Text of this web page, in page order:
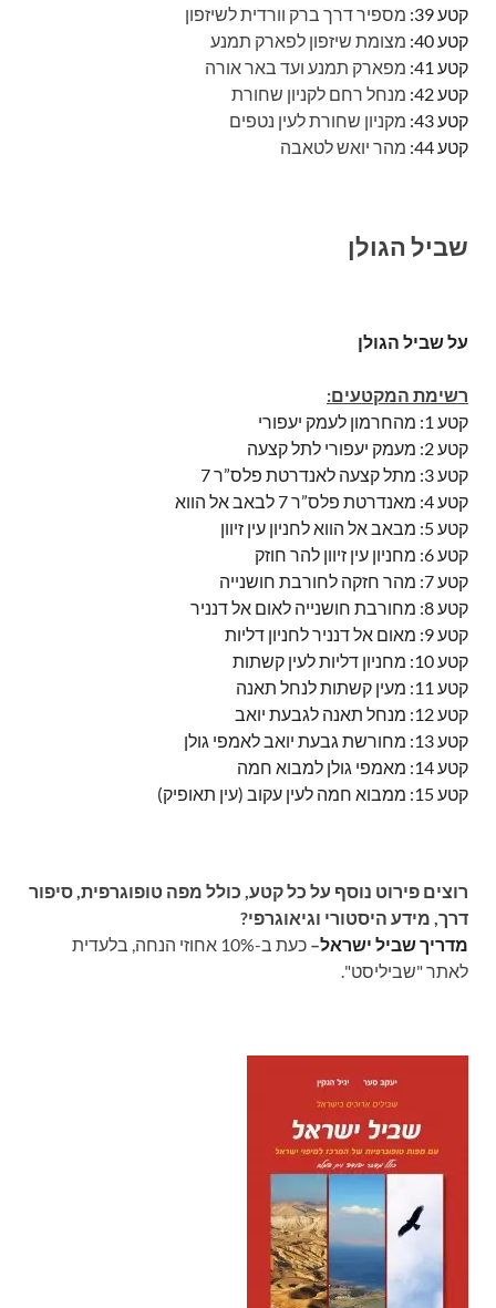
קטע 39:
מספיר דרך ברק וורדית לשיזפון
קטע 40:
מצומת שיזפון לפארק תמנע
קטע 41:
מפארק תמנע ועד באר אורה
קטע 42:
מנחל רחם לקניון שחורת
קטע 43:
מקניון שחורת לעין נטפים
קטע 44:
מהר יואש לטאבה
שביל הגולן
על שביל הגולן
רשימת המקטעים:
קטע 1: מהחרמון לעמק יעפורי
קטע 2: מעמק יעפורי לתל קצעה
קטע 3: מתל קצעה לאנדרטת פלס”ר 7
קטע 4: מאנדרטת פלס”ר 7 לבאב אל הווא
קטע 5: מבאב אל הווא לחניון עין זיוון
קטע 6: מחניון עין זיוון להר חוזק
קטע 7: מהר חזקה לחורבת חושנייה
קטע 8: מחורבת חושנייה לאום אל דנניר
קטע 9: מאום אל דנניר לחניון דליות
קטע 10: מחניון דליות לעין קשתות
קטע 11: מעין קשתות לנחל תאנה
קטע 12: מנחל תאנה לגבעת יואב
קטע 13: מחורשת גבעת יואב לאמפי גולן
קטע 14: מאמפי גולן למבוא חמה
קטע 15: ממבוא חמה לעין עקוב (עין תאופיק)
רוצים פירוט נוסף על כל קטע, כולל מפה טופוגרפית, סיפור
דרך, מידע היסטורי וגיאוגרפי?
מדריך שביל ישראל–
כעת ב-10% אחוזי הנחה, בלעדית
לאתר "שביליסט".